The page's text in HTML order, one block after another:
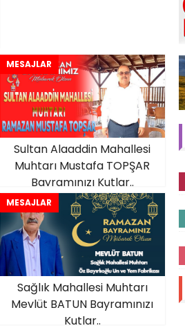
MESAJLAR
Sultan Alaaddin Mahallesi
Muhtarı Mustafa TOPŞAR
Bayramınızı Kutlar..
MESAJLAR
Sağlık Mahallesi Muhtarı
Mevlüt BATUN Bayramınızı
Kutlar..